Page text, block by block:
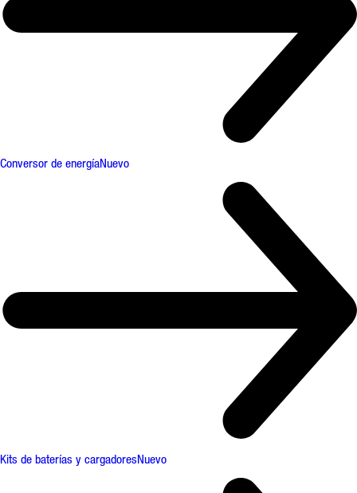
Conversor de energíaNuevo
Kits de baterías y cargadoresNuevo